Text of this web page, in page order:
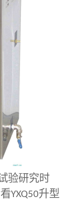
验研究时
YXQ50升型